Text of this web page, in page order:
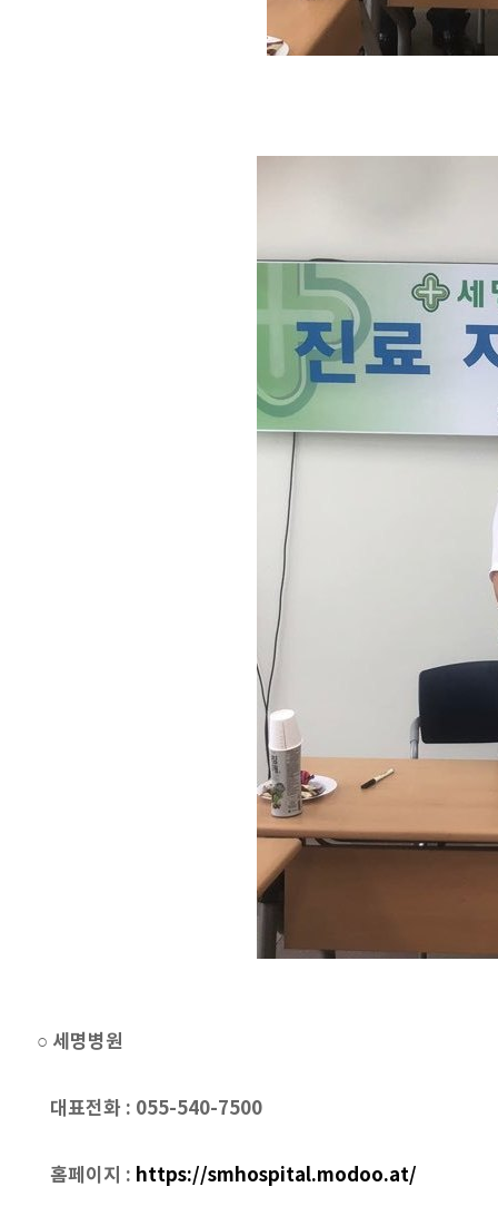
○ 세명병원
대표전화 : 055-540-7500
홈페이지 : https://smhospital.modoo.at/